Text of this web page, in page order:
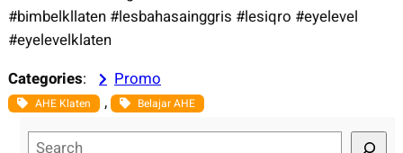
#bimbelkllaten #lesbahasainggris #lesiqro #eyelevel
#eyelevelklaten
Categories: Promo
AHE Klaten , Belajar AHE